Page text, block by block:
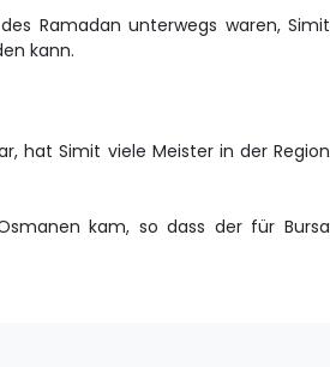
Ramadan unterwegs waren, Simit
kann.
hat Simit viele Meister in der Region
kam, so dass der für Bursa